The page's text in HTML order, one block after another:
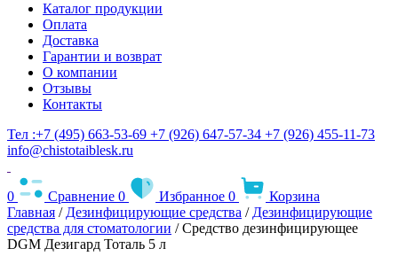
Каталог продукции
Оплата
Доставка
Гарантии и возврат
О компании
Отзывы
Контакты
Тел :+7 (495) 663-53-69 +7 (926) 647-57-34 +7 (926) 455-11-73
info@chistotaiblesk.ru
0 Сравнение 0 Избранное 0
Корзина
Главная / Дезинфицирующие средства / Дезинфицирующие
средства для стоматологии / Средство дезинфицирующее
DGM Дезигард Тоталь 5 л